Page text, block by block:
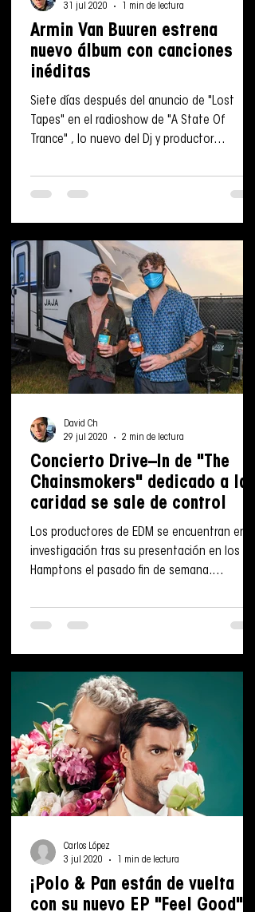
Armin Van Buuren estrena
nuevo álbum con canciones
inéditas
Siete días después del anuncio de "Lost
Tapes" en el radioshow de "A State Of
Trance" , lo nuevo del Dj y productor
31 jul 2020
1 min de lectura
Concierto Drive–In de "The
Chainsmokers" dedicado a la
caridad se sale de control
Los productores de EDM se encuentran en
investigación tras su presentación en los
Hamptons el pasado fin de semana.
David Ch
29 jul 2020
2 min de lectura
¡Polo & Pan están de vuelta
con su nuevo EP "Feel Good"!
Carlos López
3 jul 2020
1 min de lectura